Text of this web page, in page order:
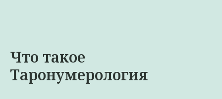
Что такое
Таронумерология